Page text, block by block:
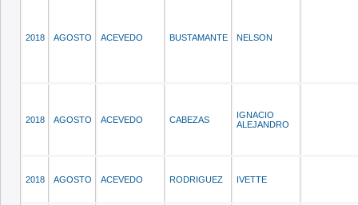
2018 AGOSTO ACEVEDO BUSTAMANTE NELSON
2018 AGOSTO ACEVEDO CABEZAS
IGNACIO
ALEJANDRO
2018 AGOSTO ACEVEDO RODRIGUEZ IVETTE